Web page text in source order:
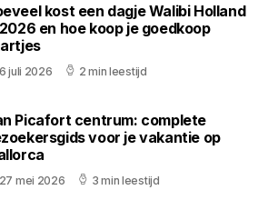
kost een dagje Walibi Holland
en hoe koop je goedkoop
6 juli 2026 2 min leestijd
Picafort centrum: complete
voor je vakantie op
27 mei 2026 3 min leestijd